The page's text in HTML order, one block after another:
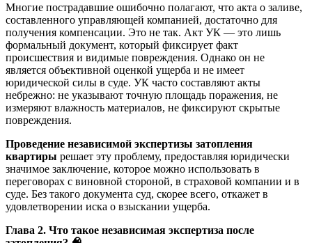
Многие пострадавшие ошибочно полагают, что акта о заливе,
составленного управляющей компанией, достаточно для
получения компенсации. Это не так. Акт УК — это лишь
формальный документ, который фиксирует факт
происшествия и видимые повреждения. Однако он не
является объективной оценкой ущерба и не имеет
юридической силы в суде. УК часто составляют акты
небрежно: не указывают точную площадь поражения, не
измеряют влажность материалов, не фиксируют скрытые
повреждения.
Проведение независимой экспертизы затопления
квартиры решает эту проблему, предоставляя юридически
значимое заключение, которое можно использовать в
переговорах с виновной стороной, в страховой компании и в
суде. Без такого документа суд, скорее всего, откажет в
удовлетворении иска о взыскании ущерба.
Глава 2. Что такое независимая экспертиза после